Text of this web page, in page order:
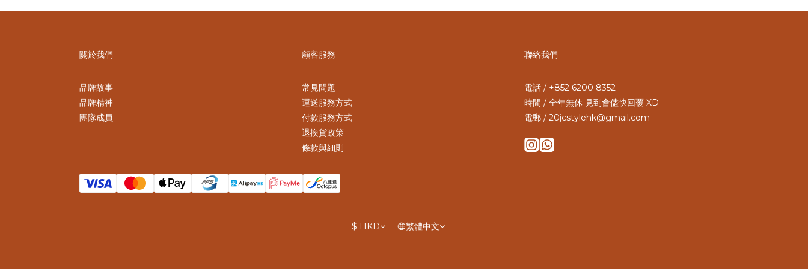
關於我們
品牌故事
品牌精神
團隊成員
顧客服務
常見問題
運送服務方式
付款服務方式
退換貨政策
條款與細則
聯絡我們
電話 / +852 6200 8352
時間 / 全年無休 見到會儘快回覆 XD
電郵 / 20jcstylehk@gmail.com
$ HKD 繁體中文